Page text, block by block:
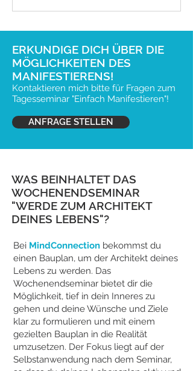
ERKUNDIGE DICH ÜBER DIE
MÖGLICHKEITEN DES
MANIFESTIERENS!
Kontaktieren mich bitte für Fragen zum
Tagesseminar "Einfach Manifestieren"!
ANFRAGE STELLEN
WAS BEINHALTET DAS
WOCHENENDSEMINAR
"WERDE ZUM ARCHITEKT
DEINES LEBENS"?
Bei MindConnection bekommst du
einen Bauplan, um der Architekt deines
Lebens zu werden. Das
Wochenendseminar bietet dir die
Möglichkeit, tief in dein Inneres zu
gehen und deine Wünsche und Ziele
klar zu formulieren und mit einem
gezielten Bauplan in die Realität
umzusetzen. Der Fokus liegt auf der
Selbstanwendung nach dem Seminar,